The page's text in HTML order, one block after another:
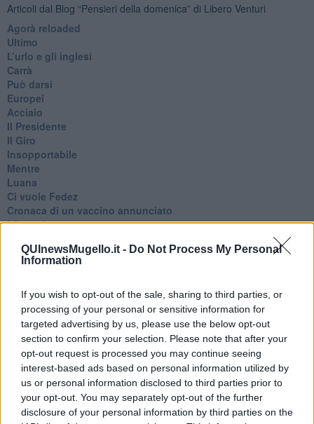
QUInewsMugello.it - Do Not Process My Personal
Information
If you wish to opt-out of the sale, sharing to third parties, or
processing of your personal or sensitive information for
targeted advertising by us, please use the below opt-out
section to confirm your selection. Please note that after your
opt-out request is processed you may continue seeing
interest-based ads based on personal information utilized by
us or personal information disclosed to third parties prior to
your opt-out. You may separately opt-out of the further
disclosure of your personal information by third parties on the
Articoli dal Blog “Pensieri della domenica” di Libero Venturi
​Agorà reloaded
Ultimo
​L’urlo e gli inglesi
Carrà
Può darsi
Europei
Acciaio
Il Presidente
​Il Giro
Insopportabile
​Mentre
Luana
​Ci vuole Fedez
​Cronaca di un vaccino annunciato
​Liberazione
Vaxzevria
Nazionali
Marte
​Crapa pelada
​I soliti noti
Arie
​Vaccine Easing
No profit
Dragonheart
Con-ter?
​Con-te
Coincidenze e crisi